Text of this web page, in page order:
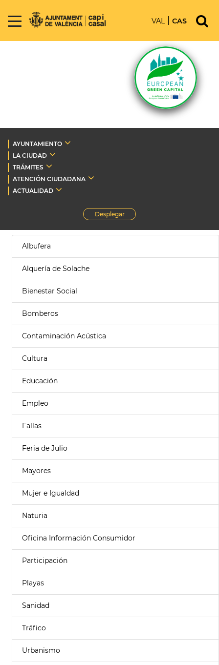
VAL CAS
AYUNTAMIENTO
LA CIUDAD
TRÁMITES
ATENCIÓN CIUDADANA
ACTUALIDAD
Desplegar
Albufera
Alquería de Solache
Bienestar Social
Bomberos
Contaminación Acústica
Cultura
Educación
Empleo
Fallas
Feria de Julio
Mayores
Mujer e Igualdad
Naturia
Oficina Información Consumidor
Participación
Playas
Sanidad
Tráfico
Urbanismo